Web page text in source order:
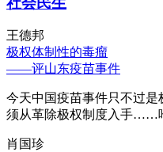
王德邦
极权体制性的毒瘤
——评山东疫苗事件
今天中国疫苗事件只不过
须从革除极权制度入手……
肖国珍